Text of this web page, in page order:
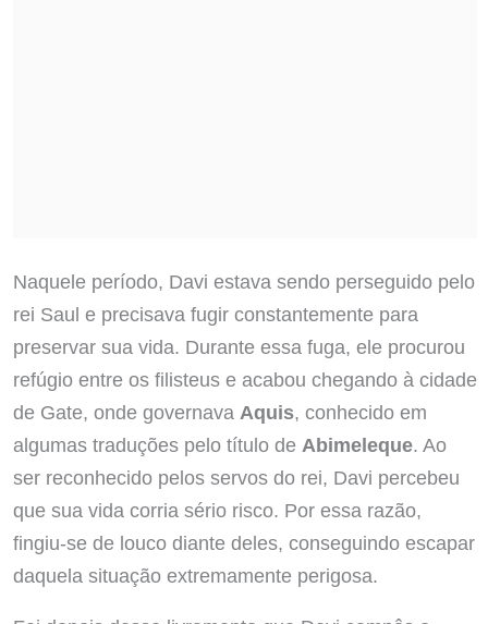
Naquele período, Davi estava sendo perseguido pelo
rei Saul e precisava fugir constantemente para
preservar sua vida. Durante essa fuga, ele procurou
refúgio entre os filisteus e acabou chegando à cidade
de Gate, onde governava Aquis, conhecido em
algumas traduções pelo título de Abimeleque. Ao
ser reconhecido pelos servos do rei, Davi percebeu
que sua vida corria sério risco. Por essa razão,
fingiu-se de louco diante deles, conseguindo escapar
daquela situação extremamente perigosa.